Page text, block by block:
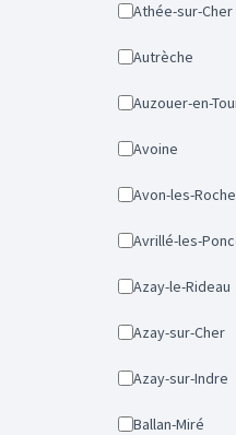
Athée-sur-Cher
Autrèche
Auzouer-en-
Avoine
Avon-les-
Avrillé-les-
Azay-le-Rideau
Azay-sur-Cher
Azay-sur-Indre
Ballan-Miré